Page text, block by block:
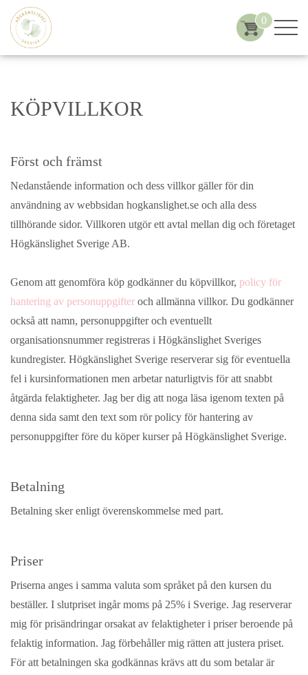
0
KÖPVILLKOR
Först och främst
Nedanstående information och dess villkor gäller för din
användning av webbsidan hogkanslighet.se och alla dess
tillhörande sidor. Villkoren utgör ett avtal mellan dig och företaget
Högkänslighet Sverige AB.
Genom att genomföra köp godkänner du köpvillkor, policy för
hantering av personuppgifter och allmänna villkor. Du godkänner
också att namn, personuppgifter och eventuellt
organisationsnummer registreras i Högkänslighet Sveriges
kundregister. Högkänslighet Sverige reserverar sig för eventuella
fel i kursinformationen men arbetar naturligtvis för att snabbt
åtgärda felaktigheter. Jag ber dig att noga läsa igenom texten på
denna sida samt den text som rör policy för hantering av
personuppgifter före du köper kurser på Högkänslighet Sverige.
Betalning
Betalning sker enligt överenskommelse med part.
Priser
Priserna anges i samma valuta som språket på den kursen du
beställer. I slutpriset ingår moms på 25% i Sverige. Jag reserverar
mig för prisändringar orsakat av felaktigheter i priser beroende på
felaktig information. Jag förbehåller mig rätten att justera priset.
För att betalningen ska godkännas krävs att du som betalar är